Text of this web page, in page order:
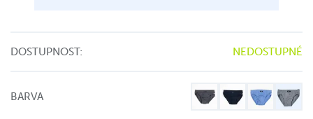
DOSTUPNOST: NEDOSTUPNÉ
BARVA